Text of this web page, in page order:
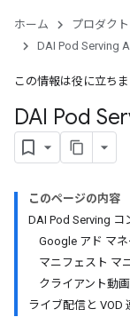
ホーム プロダクト
DAI Pod Serving
この情報は役に立ち
DAI Pod
このページの内容
DAI Pod Serving コ
Google アド マ
マニフェスト マ
クライアント動
ライブ配信と VOD